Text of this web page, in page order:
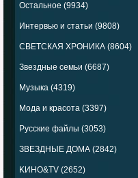
Остальное (9934)
Интервью и статьи (9808)
СВЕТСКАЯ ХРОНИКА (8604)
Звездные семьи (6687)
Музыка (4319)
Мода и красота (3397)
Русские файлы (3053)
ЗВЕЗДНЫЕ ДОМА (2842)
KИНО&TV (2652)